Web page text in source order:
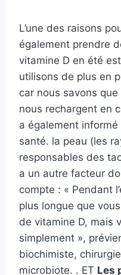
L’une des raisons
également prendre
vitamine D en été
utilisons de plus en
car nous savons
nous rechargent en
a également informé
santé. la peau (les
responsables des
a un autre facteur
compte : « Pendant
plus longue que
de vitamine D, mais
simplement »,
biochimiste,
microbiote. . ET Les